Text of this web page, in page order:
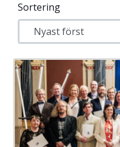
Sortering